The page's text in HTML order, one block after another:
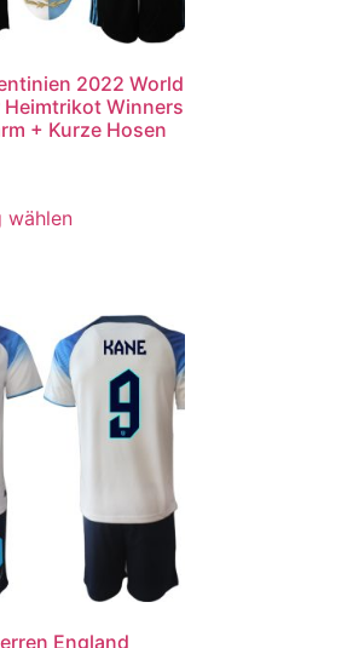
2022 World
Heimtrikot Winners
+ Kurze Hosen
wählen
England